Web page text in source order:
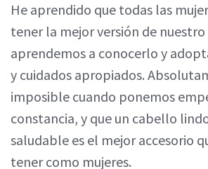
He aprendido que todas las
tener la mejor versión de
aprendemos a conocerlo y
y cuidados apropiados.
imposible cuando ponemos
constancia, y que un cabello
saludable es el mejor accesorio
tener como mujeres.